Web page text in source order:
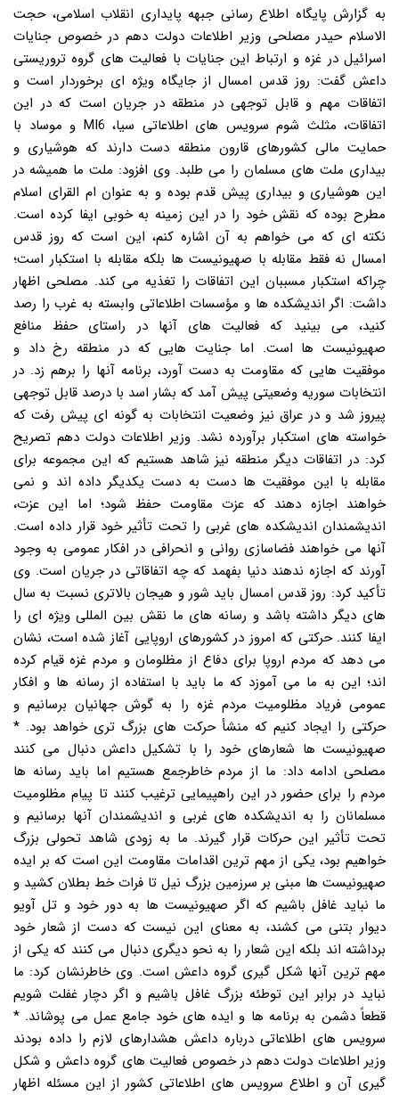
به گزارش پایگاه اطلاع رسانی جبهه پایداری انقلاب اسلامی، حجت
الاسلام حیدر مصلحی وزیر اطلاعات دولت دهم در خصوص جنایات
اسرائیل در غزه و ارتباط این جنایات با فعالیت های گروه تروریستی
داعش گفت: روز قدس امسال از جایگاه ویژه ای برخوردار است و
اتفاقات مهم و قابل توجهی در منطقه در جریان است که در این
اتفاقات، مثلث شوم سرویس های اطلاعاتی سیا، MI6 و موساد با
حمایت مالی کشورهای قارون منطقه دست دارند که هوشیاری و
بیداری ملت های مسلمان را می طلبد. وی افزود: ملت ما همیشه در
این هوشیاری و بیداری پیش قدم بوده و به عنوان ام القرای اسلام
مطرح بوده که نقش خود را در این زمینه به خوبی ایفا کرده است.
نکته ای که می خواهم به آن اشاره کنم، این است که روز قدس
امسال نه فقط مقابله با صهیونیست ها بلکه مقابله با استکبار است؛
چراکه استکبار مسببان این اتفاقات را تغذیه می کند. مصلحی اظهار
داشت: اگر اندیشکده ها و مؤسسات اطلاعاتی وابسته به غرب را رصد
کنید، می بینید که فعالیت های آنها در راستای حفظ منافع
صهیونیست ها است. اما جنایت هایی که در منطقه رخ داد و
موفقیت هایی که مقاومت به دست آورد، برنامه آنها را برهم زد. در
انتخابات سوریه وضعیتی پیش آمد که بشار اسد با درصد قابل توجهی
پیروز شد و در عراق نیز وضعیت انتخابات به گونه ای پیش رفت که
خواسته های استکبار برآورده نشد. وزیر اطلاعات دولت دهم تصریح
کرد: در اتفاقات دیگر منطقه نیز شاهد هستیم که این مجموعه برای
مقابله با این موفقیت ها دست به دست یکدیگر داده اند و نمی
خواهند اجازه دهند که عزت مقاومت حفظ شود؛ اما این عزت،
اندیشمندان اندیشکده های غربی را تحت تأثیر خود قرار داده است.
آنها می خواهند فضاسازی روانی و انحرافی در افکار عمومی به وجود
آورند که اجازه ندهند دنیا بفهمد که چه اتفاقاتی در جریان است. وی
تأکید کرد: روز قدس امسال باید شور و هیجان بالاتری نسبت به سال
های دیگر داشته باشد و رسانه های ما نقش بین المللی ویژه ای را
ایفا کنند. حرکتی که امروز در کشورهای اروپایی آغاز شده است، نشان
می دهد که مردم اروپا برای دفاع از مظلومان و مردم غزه قیام کرده
اند؛ این به ما می آموزد که ما باید با استفاده از رسانه ها و افکار
عمومی فریاد مظلومیت مردم غزه را به گوش جهانیان برسانیم و
حرکتی را ایجاد کنیم که منشأ حرکت های بزرگ تری خواهد بود. *
صهیونیست ها شعارهای خود را با تشکیل داعش دنبال می کنند
مصلحی ادامه داد: ما از مردم خاطرجمع هستیم اما باید رسانه ها
مردم را برای حضور در این راهپیمایی ترغیب کنند تا پیام مظلومیت
مسلمانان را به اندیشکده های غربی و اندیشمندان آنها برسانیم و
تحت تأثیر این حرکات قرار گیرند. ما به زودی شاهد تحولی بزرگ
خواهیم بود، یکی از مهم ترین اقدامات مقاومت این است که بر ایده
صهیونیست ها مبنی بر سرزمین بزرگ نیل تا فرات خط بطلان کشید و
ما نباید غافل باشیم که اگر صهیونیست ها به دور خود و تل آویو
دیوار بتنی می کشند، به معنای این نیست که دست از شعار خود
برداشته اند بلکه این شعار را به نحو دیگری دنبال می کنند که یکی از
مهم ترین آنها شکل گیری گروه داعش است. وی خاطرنشان کرد: ما
نباید در برابر این توطئه بزرگ غافل باشیم و اگر دچار غفلت شویم
قطعاً دشمن به برنامه ها و ایده های خود جامع عمل می پوشاند. *
سرویس های اطلاعاتی درباره داعش هشدارهای لازم را داده بودند
وزیر اطلاعات دولت دهم در خصوص فعالیت های گروه داعش و شکل
گیری آن و اطلاع سرویس های اطلاعاتی کشور از این مسئله اظهار